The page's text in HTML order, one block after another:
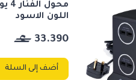
اللون الاسود
33.390
أضف إلى السلة